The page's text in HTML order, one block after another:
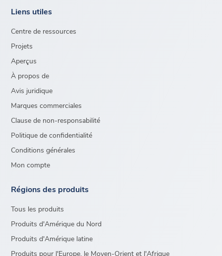
Liens utiles
Centre de ressources
Projets
Aperçus
À propos de
Avis juridique
Marques commerciales
Clause de non-responsabilité
Politique de confidentialité
Conditions générales
Mon compte
Régions des produits
Tous les produits
Produits d'Amérique du Nord
Produits d'Amérique latine
Produits pour l'Europe, le Moyen-Orient et l'Afrique